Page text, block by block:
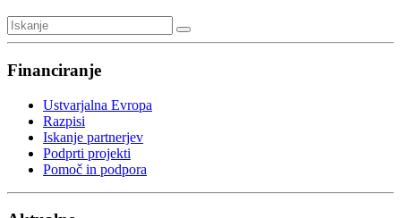
Financiranje
Ustvarjalna Evropa
Razpisi
Iskanje partnerjev
Podprti projekti
Pomoč in podpora